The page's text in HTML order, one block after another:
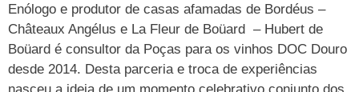
Enólogo e produtor de casas afamadas de Bordéus –
Châteaux Angélus e La Fleur de Boüard – Hubert de
Boüard é consultor da Poças para os vinhos DOC Douro
desde 2014. Desta parceria e troca de experiências
nasceu a ideia de um momento celebrativo conjunto dos